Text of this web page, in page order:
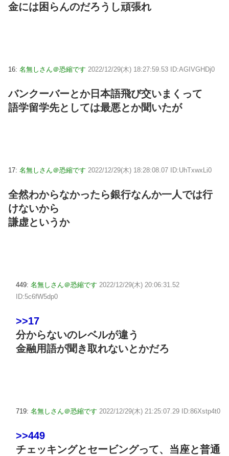
金には困らんのだろうし頑張れ
16: 名無しさん＠恐縮です 2022/12/29(木) 18:27:59.53 ID:AGIVGHDj0
バンクーバーとか日本語飛び交いまくって
語学留学先としては最悪とか聞いたが
17: 名無しさん＠恐縮です 2022/12/29(木) 18:28:08.07 ID:UhTxwxLi0
全然わからなかったら銀行なんか一人では行
けないから
謙虚というか
449: 名無しさん＠恐縮です 2022/12/29(木) 20:06:31.52
ID:5c6fW5dp0
>>17
分からないのレベルが違う
金融用語が聞き取れないとかだろ
719: 名無しさん＠恐縮です 2022/12/29(木) 21:25:07.29 ID:86Xstp4t0
>>449
チェッキングとセービングって、当座と普通